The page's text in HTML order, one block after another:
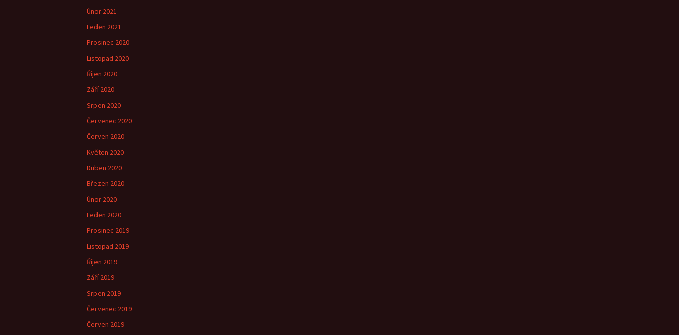
Únor 2021
Leden 2021
Prosinec 2020
Listopad 2020
Říjen 2020
Září 2020
Srpen 2020
Červenec 2020
Červen 2020
Květen 2020
Duben 2020
Březen 2020
Únor 2020
Leden 2020
Prosinec 2019
Listopad 2019
Říjen 2019
Září 2019
Srpen 2019
Červenec 2019
Červen 2019